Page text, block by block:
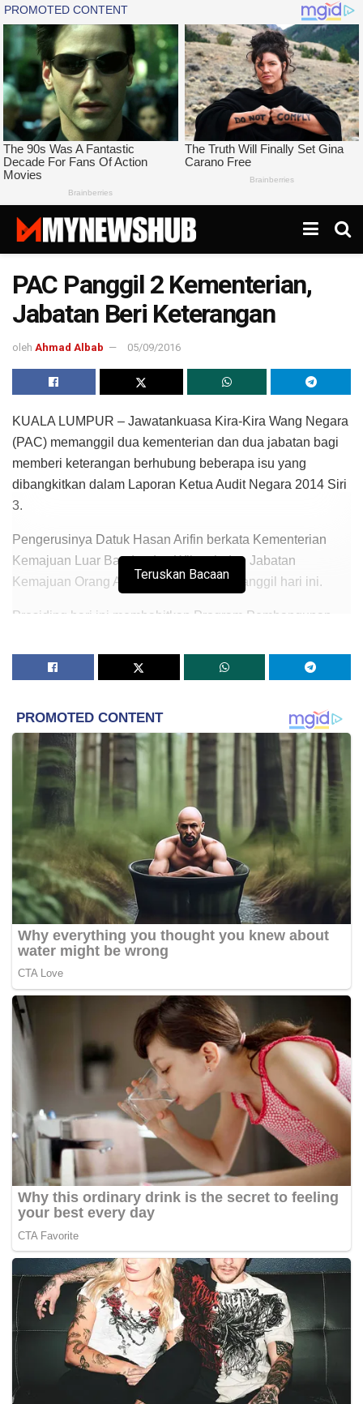
PAC Panggil 2 Kementerian,
Jabatan Beri Keterangan
oleh Ahmad Albab 05/09/2016
KUALA LUMPUR – Jawatankuasa Kira-Kira Wang Negara
(PAC) memanggil dua kementerian dan dua jabatan bagi
memberi keterangan berhubung beberapa isu yang
dibangkitkan dalam Laporan Ketua Audit Negara 2014 Siri
3.
Pengerusinya Datuk Hasan Arifin berkata Kementerian
Kemajuan Luar Bandar dan Wilayah dan Jabatan
Kemajuan Orang Asli (JAKAO) telah dipanggil hari ini.
Prosiding hari ini membabitkan Program Pembangunan
Bekalan Air Terawat untuk masyarakat Orang Asli.
Kementerian Kemajuan Luar Bandar dan Wilayah (KKLW)
Datuk Mohd Arif Ab Rahman dan Ketua Pengarah JAKAO
Mohd Jamaluddin Kasbi berhubung penyediaan Sistem
Bekalan Air TerawatÂ untuk Orang Asli,” katanya dalam
kenyataan media, hari ini.
PAC memulakan mesyuarat prosiding selama tiga hari
bermula hari ini.
Hasan berkata, PAC akan memanggil Kementerian Dalam
Negeri (KDN) dan Jabatan Imigresen esok dalam
prosiding membabitkan Program Pelaksanaan Sistem
Imigresen Malaysia (myIMMs).
Bekalan Air Luar Bandar (BALB) di Sabah juga
membabitkan KKLW, katanya. – BERNAMA
Teruskan Bacaan
Tags: Hasan Arifin